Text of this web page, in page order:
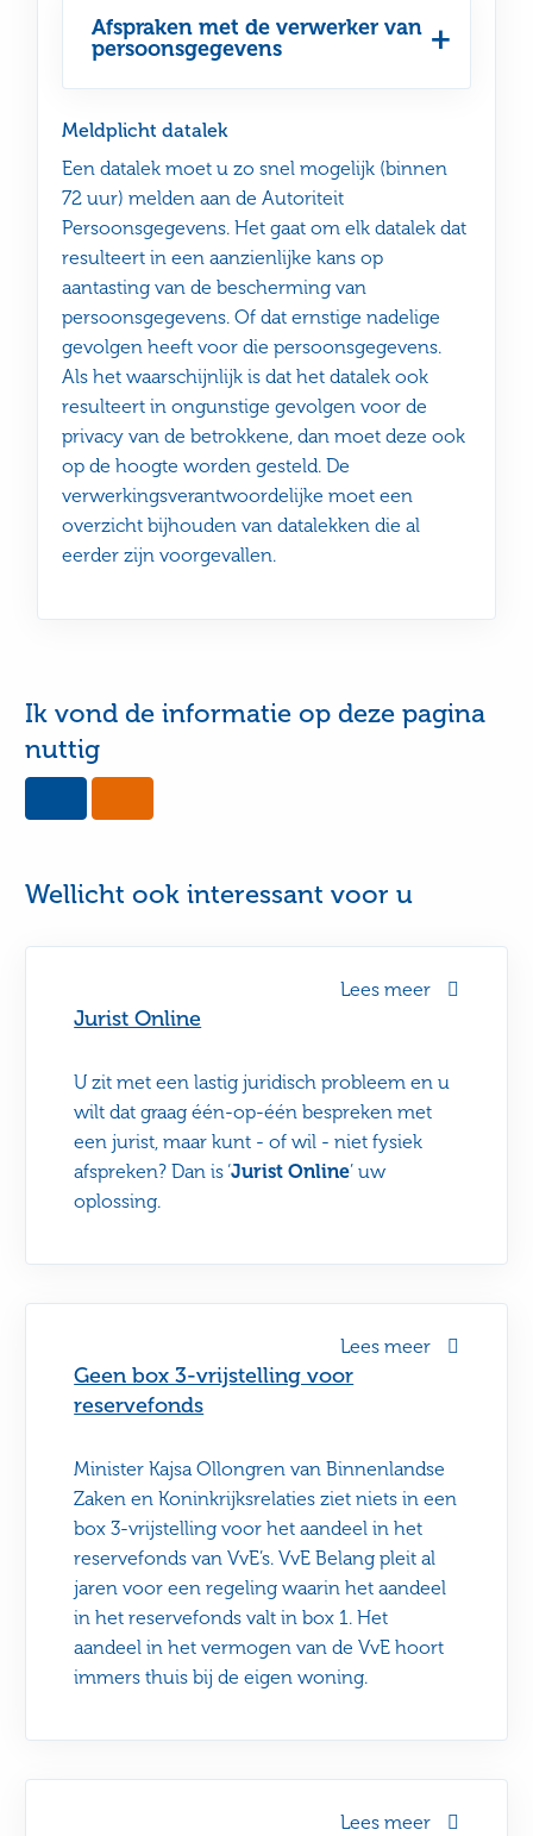
Afspraken met de verwerker van
persoonsgegevens
Meldplicht datalek
Een datalek moet u zo snel mogelijk (binnen
72 uur) melden aan de Autoriteit
Persoonsgegevens. Het gaat om elk datalek dat
resulteert in een aanzienlijke kans op
aantasting van de bescherming van
persoonsgegevens. Of dat ernstige nadelige
gevolgen heeft voor die persoonsgegevens.
Als het waarschijnlijk is dat het datalek ook
resulteert in ongunstige gevolgen voor de
privacy van de betrokkene, dan moet deze ook
op de hoogte worden gesteld. De
verwerkingsverantwoordelijke moet een
overzicht bijhouden van datalekken die al
eerder zijn voorgevallen.
Ik vond de informatie op deze pagina
nuttig
this
this
useful
Wellicht ook interessant voor u
Lees meer
Geen box 3-vrijstelling voor
reservefonds
Minister Kajsa Ollongren van Binnenlandse
Zaken en Koninkrijksrelaties ziet niets in een
box 3-vrijstelling voor het aandeel in het
reservefonds van VvE’s. VvE Belang pleit al
jaren voor een regeling waarin het aandeel
in het reservefonds valt in box 1. Het
aandeel in het vermogen van de VvE hoort
immers thuis bij de eigen woning.
Lees meer
Jurist Online
U zit met een lastig juridisch probleem en u
wilt dat graag één-op-één bespreken met
een jurist, maar kunt - of wil - niet fysiek
afspreken? Dan is ‘Jurist Online’ uw
oplossing.
Lees meer